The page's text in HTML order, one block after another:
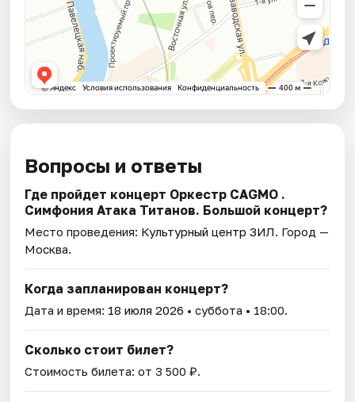
Вопросы и ответы
Где пройдет концерт Оркестр CAGMO .
Симфония Атака Титанов. Большой концерт?
Место проведения: Культурный центр ЗИЛ. Город —
Москва.
Когда запланирован концерт?
Дата и время: 18 июля 2026 • суббота • 18:00.
Сколько стоит билет?
Стоимость билета: от 3 500 ₽.